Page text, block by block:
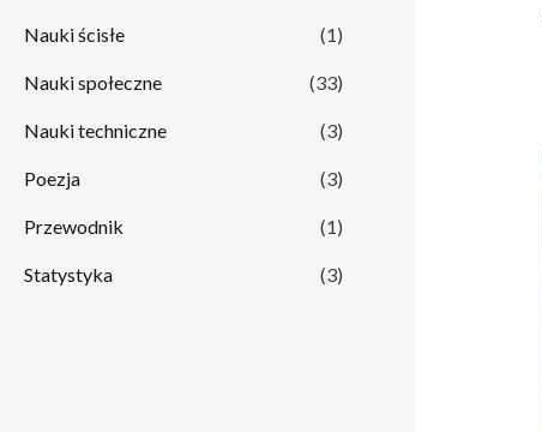
Nauki ścisłe (1)
Nauki społeczne (33)
Nauki techniczne (3)
Poezja (3)
Przewodnik (1)
Statystyka (3)